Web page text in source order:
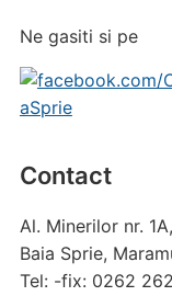
Ne gasiti si pe
Contact
Al. Minerilor nr. 1A,
Baia Sprie,
Tel: -fix: 0262